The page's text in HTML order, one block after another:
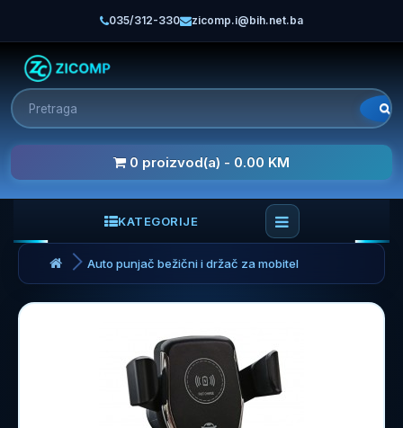
035/312-330 zicomp.i@bih.net.ba
0 proizvod(a) - 0.00 KM
KATEGORIJE
Auto punjač bežični i držač za mobitel